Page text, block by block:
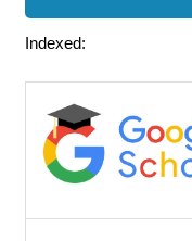
Indexed: